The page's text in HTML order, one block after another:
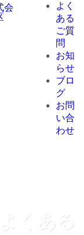
よく
ある
ご質
問
お知
らせ
ブロ
グ
お問
い合
わせ
よくある